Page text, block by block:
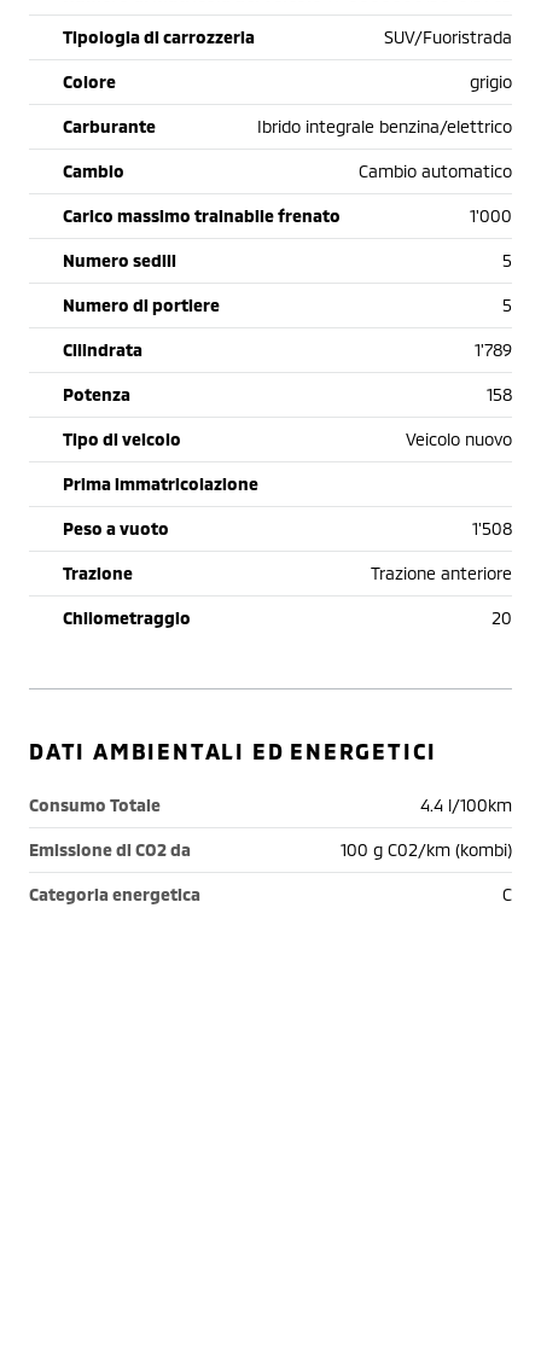
Tipologia di carrozzeria SUV/Fuoristrada
Colore grigio
Carburante Ibrido integrale benzina/elettrico
Cambio Cambio automatico
Carico massimo trainabile frenato 1'000
Numero sedili 5
Numero di portiere 5
Cilindrata 1'789
Potenza 158
Tipo di veicolo Veicolo nuovo
Prima immatricolazione
Peso a vuoto 1'508
Trazione Trazione anteriore
Chilometraggio 20
DATI AMBIENTALI ED ENERGETICI
Consumo Totale 4.4 l/100km
Emissione di CO2 da 100 g C02/km (kombi)
Categoria energetica C